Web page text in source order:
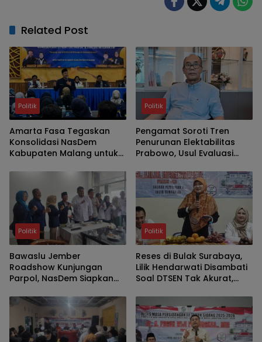
Related Post
Politik
Amarta Fasa Tegaskan
Konsolidasi NasDem
Kabupaten Malang untuk
dan Solutif
Politik
Pengamat Soroti Tren
Penurunan Elektabilitas
Prabowo, Usul Evaluasi
Politik
Bawaslu Jember
Roadshow Kunjungan
Parpol, NasDem Siapkan
Politik
Reses di Bulak Surabaya,
Lilik Hendarwati Disambati
Soal DTSEN Tak Akurat,
Legalitas UMKM